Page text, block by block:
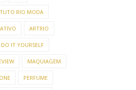
RIO MODA
ARTRIO
DO IT YOURSELF
MAQUIAGEM
PERFUME